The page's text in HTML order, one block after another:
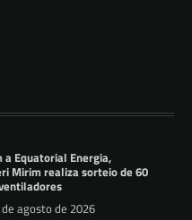
a Equatorial Energia,
Mirim realiza sorteio de 60
de agosto de 2026